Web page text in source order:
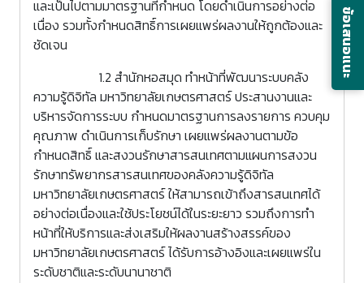
และเป็นไปตามมาตรฐานที่กำหนด โดยดำเนินการอย่างต่อ
เนื่อง รวมทั้งกำหนดสิทธิ์การเผยแพร่ผลงานให้ถูกต้องและ
ชัดเจน
1.2 สำนักหอสมุด ทำหน้าที่พัฒนาระบบคลัง
ความรู้ดิจิทัล มหาวิทยาลัยเกษตรศาสตร์ ประสานงานและ
บริหารจัดการระบบ กำหนดมาตรฐานการลงรายการ ควบคุม
คุณภาพ ดำเนินการเก็บรักษา เผยแพร่ผลงานตามข้อ
กำหนดสิทธิ์ และสงวนรักษาสารสนเทศตามแผนการสงวน
รักษาทรัพยากรสารสนเทศของคลังความรู้ดิจิทัล
มหาวิทยาลัยเกษตรศาสตร์ ให้สามารถเข้าถึงสารสนเทศได้
อย่างต่อเนื่องและใช้ประโยชน์ได้ในระยะยาว รวมถึงการทำ
หน้าที่ให้บริการและส่งเสริมให้ผลงานสร้างสรรค์ของ
มหาวิทยาลัยเกษตรศาสตร์ ได้รับการอ้างอิงและเผยแพร่ใน
ระดับชาติและระดับนานาชาติ
ข้อเสนอแนะ